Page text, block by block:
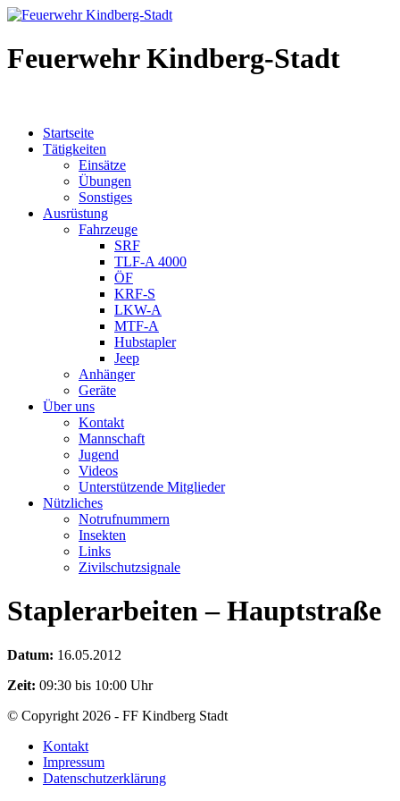
Feuerwehr Kindberg-Stadt
Startseite
Tätigkeiten
Einsätze
Übungen
Sonstiges
Ausrüstung
Fahrzeuge
SRF
TLF-A 4000
ÖF
KRF-S
LKW-A
MTF-A
Hubstapler
Jeep
Anhänger
Geräte
Über uns
Kontakt
Mannschaft
Jugend
Videos
Unterstützende Mitglieder
Nützliches
Notrufnummern
Insekten
Links
Zivilschutzsignale
Staplerarbeiten – Hauptstraße
Datum: 16.05.2012
Zeit: 09:30 bis 10:00 Uhr
© Copyright 2026 - FF Kindberg Stadt
Kontakt
Impressum
Datenschutzerklärung